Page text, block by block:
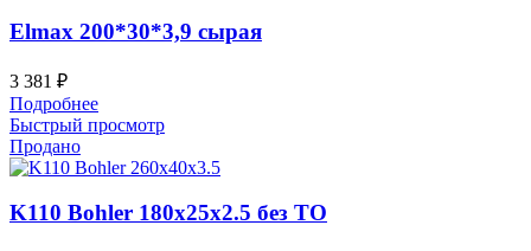
Elmax 200*30*3,9 сырая
3 381 ₽
Подробнее
Быстрый просмотр
Продано
K110 Bohler 180x25x2.5 без ТО